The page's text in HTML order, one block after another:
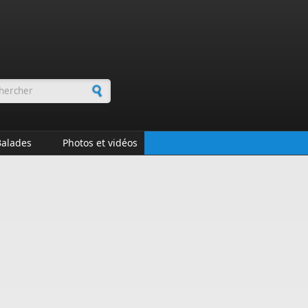
de recherche
Photos et vidéos